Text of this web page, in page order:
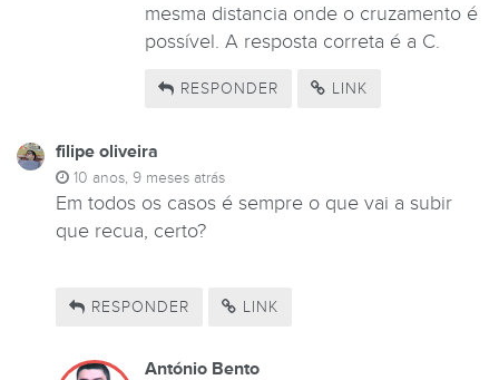
mesma distancia onde o cruzamento é
possível. A resposta correta é a C.
RESPONDER LINK
filipe oliveira
10 anos, 9 meses atrás
Em todos os casos é sempre o que vai a subir
que recua, certo?
RESPONDER LINK
António Bento